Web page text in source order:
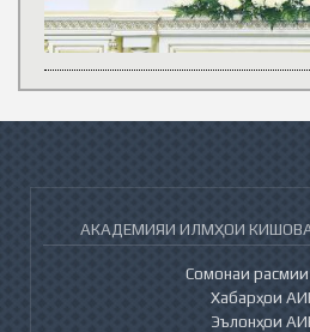
АКАДЕМИЯИ ИЛМҲОИ
Сомонаи
Хабарҳои
Эълонҳои